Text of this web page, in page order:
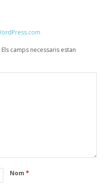
Els camps necessaris estan
Nom*